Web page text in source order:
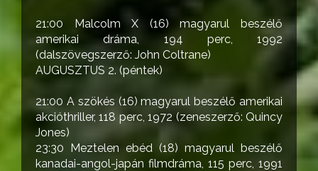
21:00 Malcolm X (16) magyarul beszélő
amerikai dráma, 194 perc, 1992
(dalszövegszerző: John Coltrane)
AUGUSZTUS 2. (péntek)
21:00 A szökés (16) magyarul beszélő amerikai
akcióthriller, 118 perc, 1972 (zeneszerző: Quincy
Jones)
23:30 Meztelen ebéd (18) magyarul beszélő
kanadai-angol-japán filmdráma, 115 perc, 1991